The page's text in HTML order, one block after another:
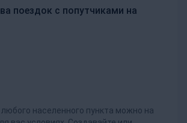
поездок с попутчиками на
населенного пункта можно на